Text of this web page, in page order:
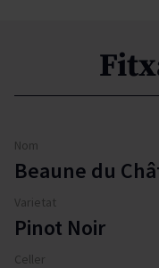
Nom
Beaune du
Varietat
Pinot Noir
Celler